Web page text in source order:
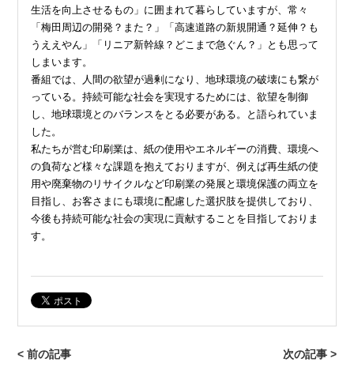
生活を向上させるもの」に囲まれて暮らしていますが、常々
「梅田周辺の開発？また？」「高速道路の新規開通？延伸？も
うええやん」「リニア新幹線？どこまで急ぐん？」とも思って
しまいます。
番組では、人間の欲望が過剰になり、地球環境の破壊にも繋が
っている。持続可能な社会を実現するためには、欲望を制御
し、地球環境とのバランスをとる必要がある。と語られていま
した。
私たちが営む印刷業は、紙の使用やエネルギーの消費、環境へ
の負荷など様々な課題を抱えておりますが、例えば再生紙の使
用や廃棄物のリサイクルなど印刷業の発展と環境保護の両立を
目指し、お客さまにも環境に配慮した選択肢を提供しており、
今後も持続可能な社会の実現に貢献することを目指しておりま
す。
< 前の記事 次の記事 >